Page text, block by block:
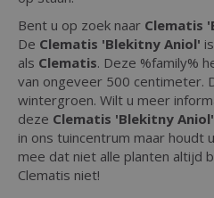
Bent u op zoek naar Clematis
De Clematis 'Blekitny Aniol'
als Clematis. Deze %family%
van ongeveer 500 centimeter.
wintergroen. Wilt u meer
deze Clematis 'Blekitny Aniol'
in ons tuincentrum maar houdt
mee dat niet alle planten altijd
Clematis niet!